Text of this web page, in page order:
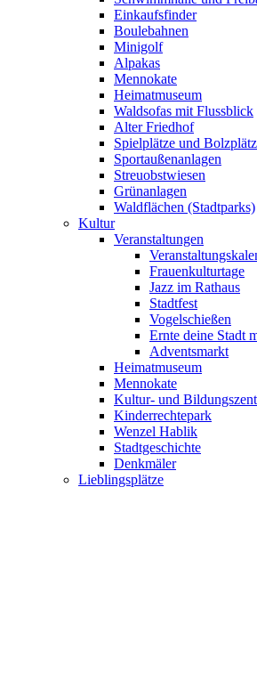
Einkaufsfinder
Boulebahnen
Minigolf
Alpakas
Mennokate
Heimatmuseum
Waldsofas mit Flussblick
Alter Friedhof
Spielplätze und
Sportaußenanlagen
Streuobstwiesen
Grünanlagen
Waldflächen (Stadtparks)
Kultur
Veranstaltungen
Frauenkulturtage
Jazz im Rathaus
Stadtfest
Vogelschießen
Ernte deine Stadt
Adventsmarkt
Heimatmuseum
Mennokate
Kultur- und
Kinderrechtepark
Wenzel Hablik
Stadtgeschichte
Denkmäler
Lieblingsplätze